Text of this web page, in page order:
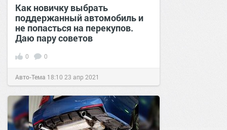
Как новичку выбрать
поддержанный автомобиль и
не попасться на перекупов.
Даю пару советов
0 0
Авто-Тема 18:10 23 апр 2021